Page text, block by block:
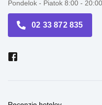
02 33 872 835
Dovolenkové inšpirácie